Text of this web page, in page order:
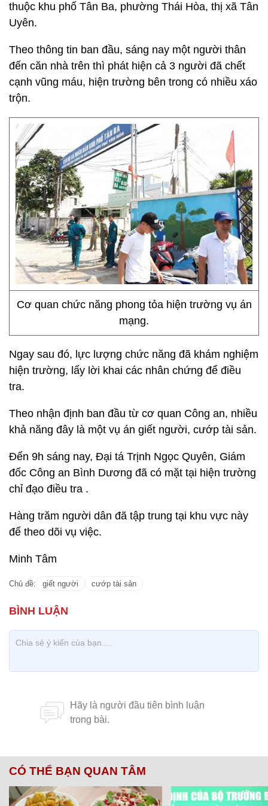
thuộc khu phố Tân Ba, phường Thái Hòa, thị xã Tân
Uyên.
Theo thông tin ban đầu, sáng nay một người thân
đến căn nhà trên thì phát hiện cả 3 người đã chết
cạnh vũng máu, hiện trường bên trong có nhiều xáo
trộn.
Cơ quan chức năng phong tỏa hiện trường vụ án
mạng.
Ngay sau đó, lực lượng chức năng đã khám nghiệm
hiện trường, lấy lời khai các nhân chứng để điều
tra.
Theo nhận định ban đầu từ cơ quan Công an, nhiều
khả năng đây là một vụ án giết người, cướp tài sản.
Đến 9h sáng nay, Đại tá Trịnh Ngọc Quyên, Giám
đốc Công an Bình Dương đã có mặt tại hiện trường
chỉ đạo điều tra .
Hàng trăm người dân đã tập trung tại khu vực này
để theo dõi vụ việc.
Minh Tâm
Chủ đề: giết người cướp tài sản
CÓ THỂ BẠN QUAN TÂM